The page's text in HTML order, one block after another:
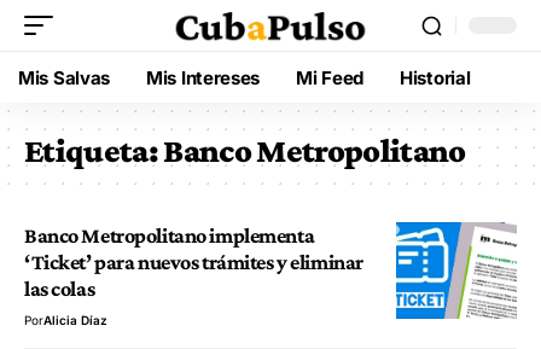
Mis Salvas Mis Intereses Mi Feed Historial
Etiqueta:Banco Metropolitano
Banco Metropolitano implementa
‘Ticket’ para nuevos trámites y eliminar
las colas
PorAlicia Díaz